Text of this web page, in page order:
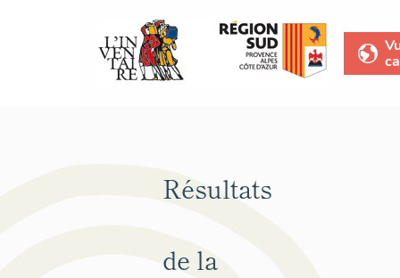
Résultats
de la